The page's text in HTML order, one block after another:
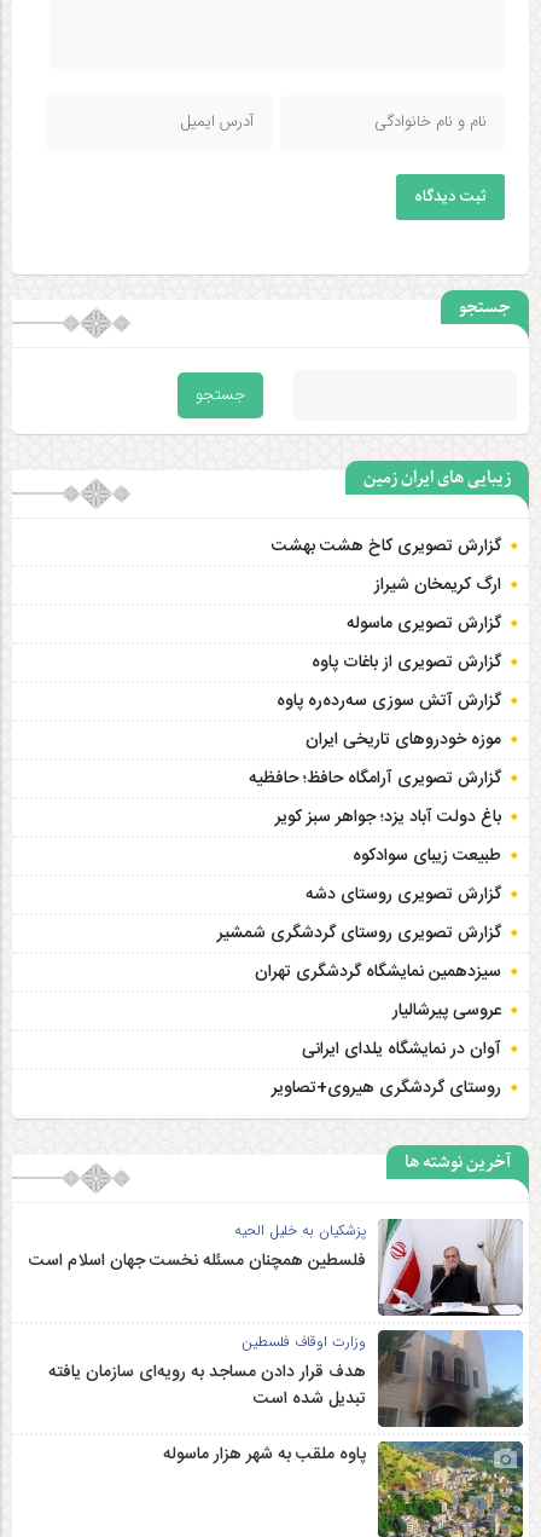
ثبت دیدگاه
جستجو
زیبایی های ایران زمین
گزارش تصویری کاخ هشت‌ بهشت
ارگ کریمخان شیراز
گزارش تصویری ماسوله
گزارش تصویری از باغات پاوه
گزارش آتش سوزی سەردەرە پاوه
موزه خودروهای تاریخی ایران
گزارش تصویری آرامگاه حافظ؛ حافظیه‎
باغ دولت آباد یزد؛ جواهر سبز کویر
طبیعت زیبای سوادکوه
گزارش تصویری روستای دشه
گزارش تصویری روستای گردشگری شمشیر
سیزدهمین نمایشگاه گردشگری تهران
عروسی پیرشالیار
آوان در نمایشگاه یلدای ایرانی
روستای گردشگری هیروی+تصاویر
آخرین نوشته ها
پزشکیان به خلیل الحیه
فلسطین همچنان مسئله نخست جهان اسلام است
وزارت اوقاف فلسطین
هدف قرار دادن مساجد به رویه‌ای سازمان‌ یافته
تبدیل شده است
پاوه ملقب به شهر هزار ماسوله